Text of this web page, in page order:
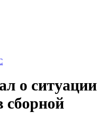
о ситуации
сборной